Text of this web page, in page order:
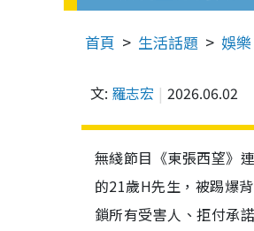
首頁 生活話題 娛樂
文: 羅志宏 2026.06.02
無綫節目《東張西望》
的21歲H先生，被踢爆
鎖所有受害人、拒付承